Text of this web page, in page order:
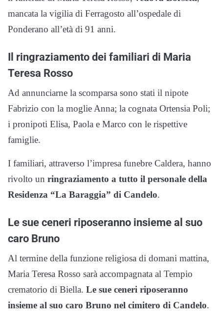
mancata la vigilia di Ferragosto all’ospedale di
Ponderano all’età di 91 anni.
Il ringraziamento dei familiari di Maria
Teresa Rosso
Ad annunciarne la scomparsa sono stati il nipote
Fabrizio con la moglie Anna; la cognata Ortensia Poli;
i pronipoti Elisa, Paola e Marco con le rispettive
famiglie.
I familiari, attraverso l’impresa funebre Caldera, hanno
rivolto un ringraziamento a tutto il personale della
Residenza “La Baraggia” di Candelo.
Le sue ceneri riposeranno insieme al suo
caro Bruno
Al termine della funzione religiosa di domani mattina,
Maria Teresa Rosso sarà accompagnata al Tempio
crematorio di Biella. Le sue ceneri riposeranno
insieme al suo caro Bruno nel cimitero di Candelo.